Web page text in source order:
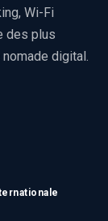
Wi-Fi
des plus
digital.